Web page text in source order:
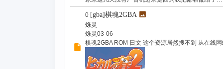
0 [gba]棋魂2GBA
烁灵
烁灵03-06
棋魂2GBA ROM 日文 这个资源居然搜不到 从在线